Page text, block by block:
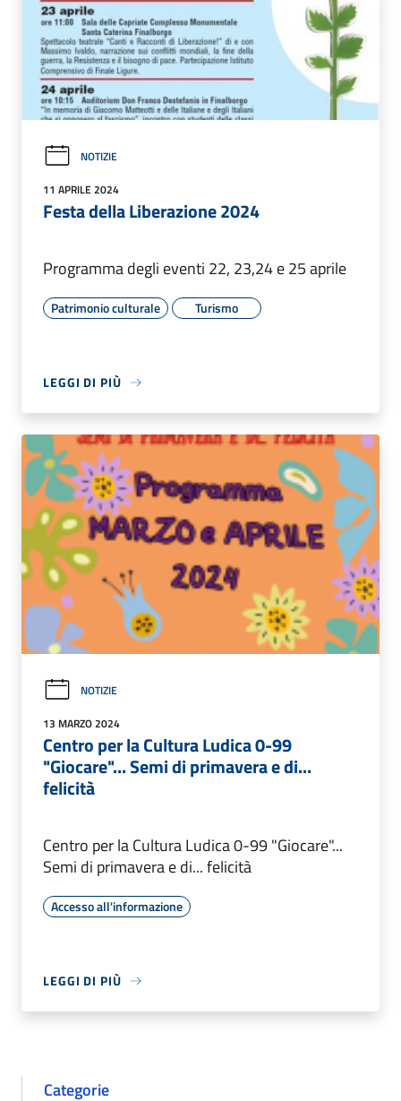
NOTIZIE
11 APRILE 2024
Festa della Liberazione 2024
Programma degli eventi 22, 23,24 e 25 aprile
Patrimonio culturale Turismo
LEGGI DI PIÙ
NOTIZIE
13 MARZO 2024
Centro per la Cultura Ludica 0-99
"Giocare"... Semi di primavera e di...
felicità
Centro per la Cultura Ludica 0-99 "Giocare"...
Semi di primavera e di... felicità
Accesso all'informazione
LEGGI DI PIÙ
Categorie